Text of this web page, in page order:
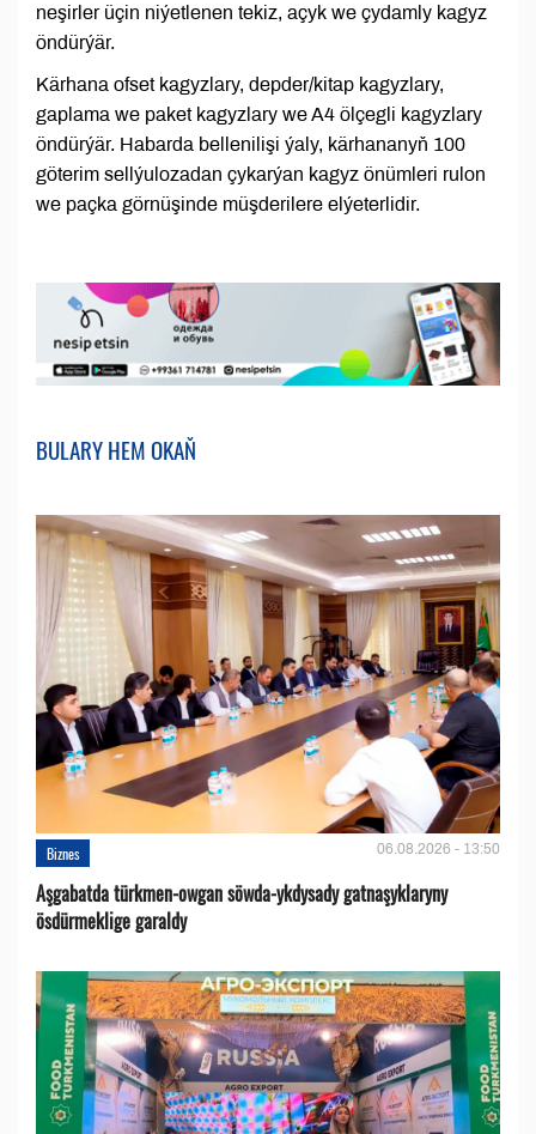
neşirler üçin niýetlenen tekiz, açyk we çydamly kagyz
öndürýär.
Kärhana ofset kagyzlary, depder/kitap kagyzlary,
gaplama we paket kagyzlary we A4 ölçegli kagyzlary
öndürýär. Habarda bellenilişi ýaly, kärhananyň 100
göterim sellýulozadan çykarýan kagyz önümleri rulon
we paçka görnüşinde müşderilere elýeterlidir.
BULARY HEM OKAŇ
Biznes 06.08.2026 - 13:50
Aşgabatda türkmen-owgan söwda-ykdysady gatnaşyklaryny
ösdürmeklige garaldy